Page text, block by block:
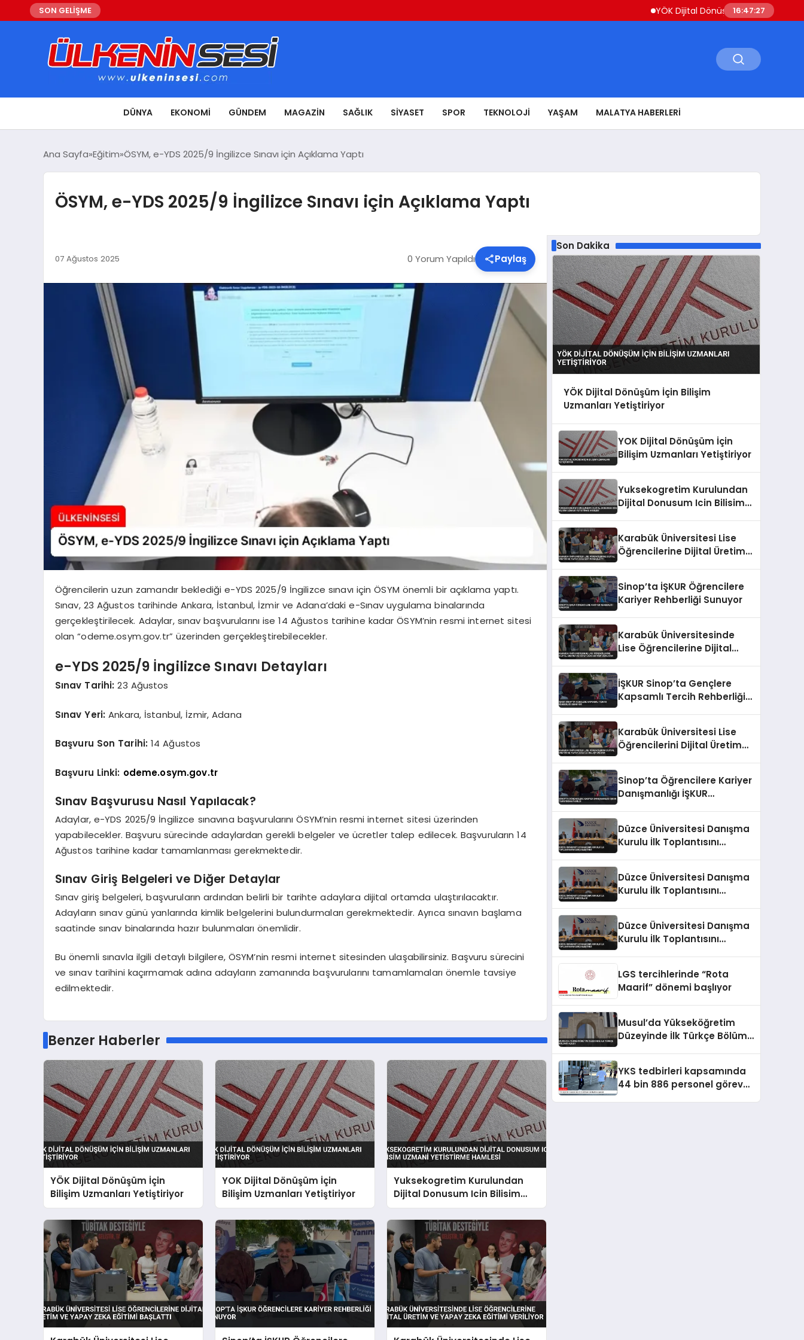
SON GELİŞME YÖK Dijital Dönüşüm İçin Bilişim
16:47:28
DÜNYA EKONOMI GÜNDEM MAGAZIN SAĞLIK SIYASET SPOR TEKNOLOJI YAŞAM MALATYA HABERLERI
Ana Sayfa Eğitim ÖSYM, e-YDS 2025/9 İngilizce Sınavı için Açıklama Yaptı
ÖSYM, e-YDS 2025/9 İngilizce Sınavı için Açıklama Yaptı
07 Ağustos 2025 0 Yorum Yapıldı Paylaş
Öğrencilerin uzun zamandır beklediği e-YDS 2025/9 İngilizce sınavı için ÖSYM önemli bir açıklama yaptı.
Sınav, 23 Ağustos tarihinde Ankara, İstanbul, İzmir ve Adana’daki e-Sınav uygulama binalarında
gerçekleştirilecek. Adaylar, sınav başvurularını ise 14 Ağustos tarihine kadar ÖSYM’nin resmi internet sitesi
olan “odeme.osym.gov.tr” üzerinden gerçekleştirebilecekler.
e-YDS 2025/9 İngilizce Sınavı Detayları
Sınav Tarihi: 23 Ağustos
Sınav Yeri: Ankara, İstanbul, İzmir, Adana
Başvuru Son Tarihi: 14 Ağustos
Başvuru Linki: odeme.osym.gov.tr
Sınav Başvurusu Nasıl Yapılacak?
Adaylar, e-YDS 2025/9 İngilizce sınavına başvurularını ÖSYM’nin resmi internet sitesi üzerinden
yapabilecekler. Başvuru sürecinde adaylardan gerekli belgeler ve ücretler talep edilecek. Başvuruların 14
Ağustos tarihine kadar tamamlanması gerekmektedir.
Sınav Giriş Belgeleri ve Diğer Detaylar
Sınav giriş belgeleri, başvuruların ardından belirli bir tarihte adaylara dijital ortamda ulaştırılacaktır.
Adayların sınav günü yanlarında kimlik belgelerini bulundurmaları gerekmektedir. Ayrıca sınavın başlama
saatinde sınav binalarında hazır bulunmaları önemlidir.
Bu önemli sınavla ilgili detaylı bilgilere, ÖSYM’nin resmi internet sitesinden ulaşabilirsiniz. Başvuru sürecini
ve sınav tarihini kaçırmamak adına adayların zamanında başvurularını tamamlamaları önemle tavsiye
edilmektedir.
Benzer Haberler
YÖK Dijital Dönüşüm İçin
Bilişim Uzmanları Yetiştiriyor
YOK Dijital Dönüşüm İçin
Bilişim Uzmanları Yetiştiriyor
Yuksekogretim Kurulundan
Dijital Donusum Icin Bilisim
Uzmani Yetistirme Hamlesi
Son Dakika
YÖK Dijital Dönüşüm İçin Bilişim
Uzmanları Yetiştiriyor
YOK Dijital Dönüşüm İçin
Bilişim Uzmanları Yetiştiriyor
Yuksekogretim Kurulundan
Dijital Donusum Icin Bilisim
Karabük Üniversitesi Lise
Öğrencilerine Dijital Üretim
Sinop’ta İŞKUR Öğrencilere
Kariyer Rehberliği Sunuyor
Karabük Üniversitesinde
Lise Öğrencilerine Dijital
İŞKUR Sinop’ta Gençlere
Kapsamlı Tercih Rehberliği
Karabük Üniversitesi Lise
Öğrencilerini Dijital Üretim
Sinop’ta Öğrencilere Kariyer
Danışmanlığı İŞKUR
Düzce Üniversitesi Danışma
Kurulu İlk Toplantısını
Düzce Üniversitesi Danışma
Kurulu İlk Toplantısını
Düzce Üniversitesi Danışma
Kurulu İlk Toplantısını
LGS tercihlerinde “Rota
Maarif” dönemi başlıyor
Musul’da Yükseköğretim
Düzeyinde İlk Türkçe Bölümü
YKS tedbirleri kapsamında
44 bin 886 personel görev